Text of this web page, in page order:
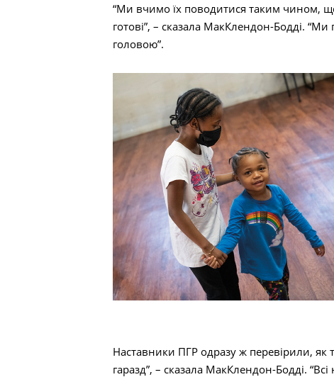
“Ми вчимо їх поводитися таким чином,
готові”, – сказала МакКлендон-Бодді.
головою”.
Наставники ПГР одразу ж перевірили, як
гаразд”, – сказала МакКлендон-Бодді.